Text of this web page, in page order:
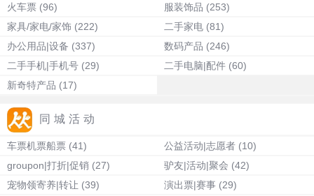
火车票 (96) 服装饰品 (253)
家具/家电/家饰 (222) 二手家电 (81)
办公用品|设备 (337) 数码产品 (246)
二手手机|手机号 (29) 二手电脑|配件 (60)
新奇特产品 (17)
同城活动
车票机票船票 (41) 公益活动|志愿者 (10)
groupon|打折|促销 (27) 驴友|活动|聚会 (42)
宠物领寄养|转让 (39) 演出票|赛事 (29)